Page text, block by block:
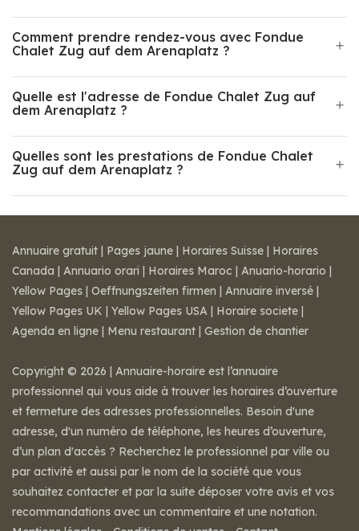
Comment prendre rendez-vous avec Fondue
Chalet Zug auf dem Arenaplatz ?
Quelle est l'adresse de Fondue Chalet Zug auf
dem Arenaplatz ?
Quelles sont les prestations de Fondue Chalet
Zug auf dem Arenaplatz ?
Annuaire gratuit | Pages jaune | Horaires Suisse | Horaires
Canada | Annuario orari | Horaires Maroc | Anuario-horario |
Yellow Pages | Oeffnungszeiten firmen | Annuaire inversé |
Yellow Pages UK | Yellow Pages USA | Horaire societe |
Agenda en ligne | Menu restaurant | Gestion de chantier
Copyright © 2026 | Annuaire-horaire est l’annuaire
professionnel qui vous aide à trouver les horaires d’ouverture
et fermeture des adresses professionnelles. Besoin d'une
adresse, d'un numéro de téléphone, les heures d’ouverture,
d’un plan d'accès ? Recherchez le professionnel par ville ou
par activité et aussi par le nom de la société que vous
souhaitez contacter et par la suite déposer votre avis et vos
recommandations avec un commentaire et une notation.